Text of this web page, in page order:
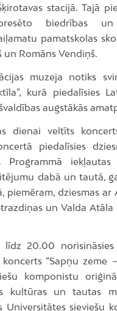
stacijā. Tajā
biedrības un
pamatskolas
un Romāns Vendiņš.
muzeja notiks
kurā piedalīsies
augstākās
dienai veltīts
piedalīsies
dabā un tautā,
piemēram, dziesmas ar
un Valda Atāla
20.00 norisināsies
“Sapņu zeme –
komponistu
kultūras un tautas
Universitātes sieviešu